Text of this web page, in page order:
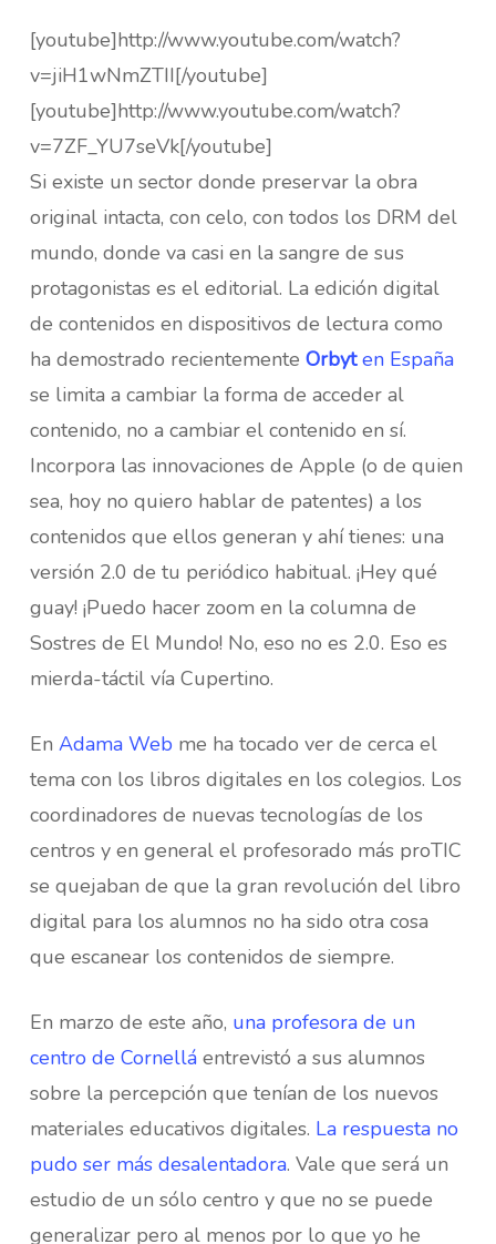
[youtube]http://www.youtube.com/watch?
v=jiH1wNmZTII[/youtube]
[youtube]http://www.youtube.com/watch?
v=7ZF_YU7seVk[/youtube]
Si existe un sector donde preservar la obra
original intacta, con celo, con todos los DRM del
mundo, donde va casi en la sangre de sus
protagonistas es el editorial. La edición digital
de contenidos en dispositivos de lectura como
ha demostrado recientemente Orbyten España
se limita a cambiar la forma de acceder al
contenido, no a cambiar el contenido en sí.
Incorpora las innovaciones de Apple (o de quien
sea, hoy no quiero hablar de patentes) a los
contenidos que ellos generan y ahí tienes: una
versión 2.0 de tu periódico habitual. ¡Hey qué
guay! ¡Puedo hacer zoom en la columna de
Sostres de El Mundo! No, eso no es 2.0. Eso es
mierda-táctil vía Cupertino.
En Adama Web me ha tocado ver de cerca el
tema con los libros digitales en los colegios. Los
coordinadores de nuevas tecnologías de los
centros y en general el profesorado más proTIC
se quejaban de que la gran revolución del libro
digital para los alumnos no ha sido otra cosa
que escanear los contenidos de siempre.
En marzo de este año, una profesora de un
centro de Cornelláentrevistó a sus alumnos
sobre la percepción que tenían de los nuevos
materiales educativos digitales. La respuesta no
pudo ser más desalentadora. Vale que será un
estudio de un sólo centro y que no se puede
generalizar pero al menos por lo que yo he